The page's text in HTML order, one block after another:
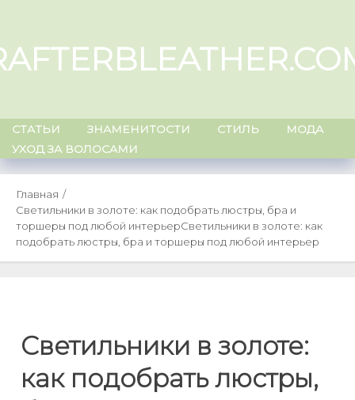
content
СТАТЬИ ЗНАМЕНИТОСТИ СТИЛЬ
МОДА
УХОД ЗА ВОЛОСАМИ
Главная
Светильники в золоте: как подобрать люстры, бра и
торшеры под любой интерьерСветильники в золоте: как
подобрать люстры, бра и торшеры под любой интерьер
Светильники в золоте:
как подобрать люстры,